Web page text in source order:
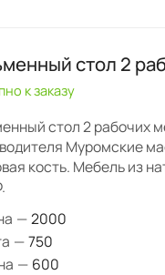
стол 2
к заказу
стол 2 рабочих
Муромские
кость. Мебель из
—2000
—750
— 600